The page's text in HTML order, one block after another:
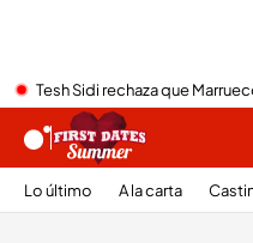
Tesh Sidi rechaza que
Lo último A la carta